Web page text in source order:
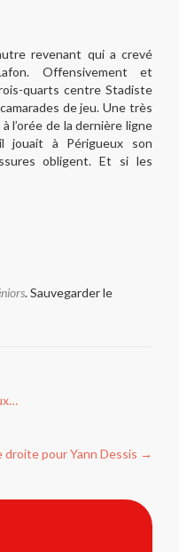
revenant qui a crevé
Offensivement et
quarts centre Stadiste
de jeu. Une très
l’orée de la dernière ligne
jouait à Périgueux son
obligent. Et si les
. Sauvegarder le
droite pour Yann Dessis →